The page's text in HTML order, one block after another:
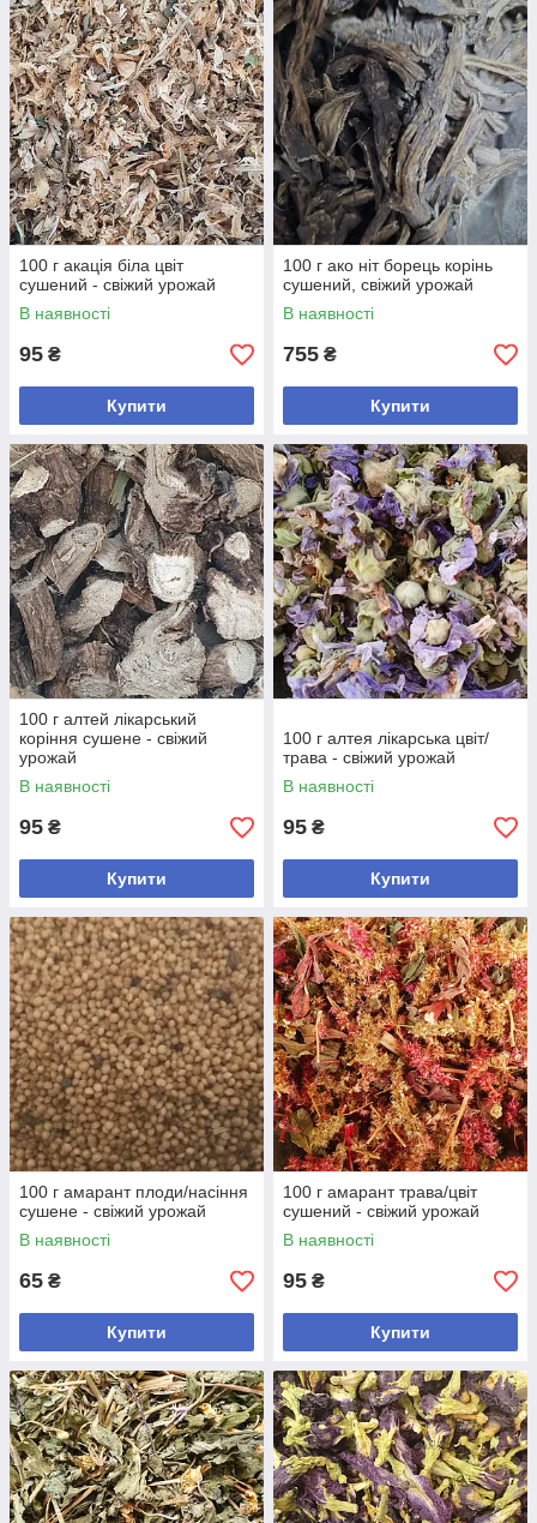
100 г акація біла цвіт
сушений - свіжий урожай
В наявності
95 ₴
Купити
100 г ако ніт борець корінь
сушений, свіжий урожай
В наявності
755 ₴
Купити
100 г алтей лікарський
коріння сушене - свіжий
урожай
В наявності
95 ₴
Купити
100 г алтея лікарська цвіт/
трава - свіжий урожай
В наявності
95 ₴
Купити
100 г амарант плоди/насіння
сушене - свіжий урожай
В наявності
65 ₴
Купити
100 г амарант трава/цвіт
сушений - свіжий урожай
В наявності
95 ₴
Купити